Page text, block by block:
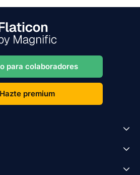
para colaboradores
Hazte premium